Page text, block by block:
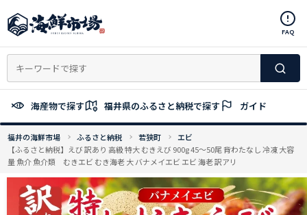
ン
ン
へ
ッ
FAQ
海産物で探す 福井県のふるさと納税で探す ガイド
福井の海鮮市場 ふるさと納税 若狭町
エビ
【ふるさと納税】えび 訳あり 高級 特大 むきえび 900g 45～50尾 背わたなし 冷凍 大容
量 魚介 魚介類 むきエビ むき海老 大 バナメイエビ エビ 海老 訳アリ